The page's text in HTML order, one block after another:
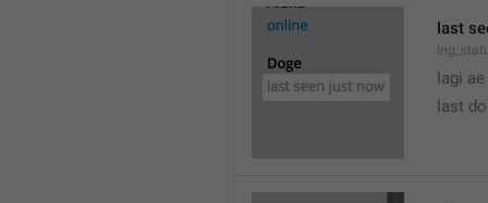
last
lagi
last